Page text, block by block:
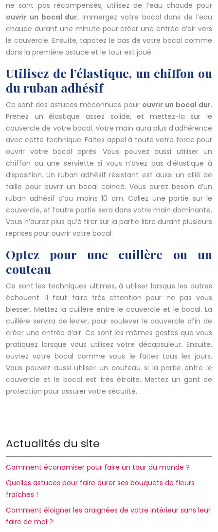
ne sont pas récompensés, utilisez de l’eau chaude pour
ouvrir un bocal dur. Immergez votre bocal dans de l’eau
chaude durant une minute pour créer une entrée d’air vers
le couvercle. Ensuite, tapotez le bas de votre bocal comme
dans la première astuce et le tour est joué.
Utilisez de l’élastique, un chiffon ou
du ruban adhésif
Ce sont des astuces méconnues pour ouvrir un bocal dur.
Prenez un élastique assez solide, et mettez-la sur le
couvercle de votre bocal. Votre main aura plus d’adhérence
avec cette technique. Faites appel à toute votre force pour
ouvrir votre bocal après. Vous pouvez aussi utiliser un
chiffon ou une serviette si vous n’avez pas d’élastique à
disposition. Un ruban adhésif résistant est aussi un allié de
taille pour ouvrir un bocal coincé. Vous aurez besoin d’un
ruban adhésif d’au moins 10 cm. Collez une partie sur le
couvercle, et l’autre partie sera dans votre main dominante.
Vous n’aurez plus qu’à tirer sur la partie libre durant plusieurs
reprises pour ouvrir votre bocal.
Optez pour une cuillère ou un
couteau
Ce sont les techniques ultimes, à utiliser lorsque les autres
échouent. Il faut faire très attention pour ne pas vous
blesser. Mettez la cuillère entre le couvercle et le bocal. La
cuillère servira de levier, pour soulever le couvercle afin de
créer une entrée d’air. Ce sont les mêmes gestes que vous
pratiquez lorsque vous utilisez votre décapsuleur. Ensuite,
ouvrez votre bocal comme vous le faites tous les jours.
Vous pouvez aussi utiliser un couteau si la partie entre le
couvercle et le bocal est très étroite. Mettez un gant de
protection pour assurer votre sécurité.
Actualités du site
Comment économiser pour faire un tour du monde ?
Quelles astuces pour faire durer ses bouquets de fleurs
fraîches !
Comment éloigner les araignées de votre intérieur sans leur
faire de mal ?